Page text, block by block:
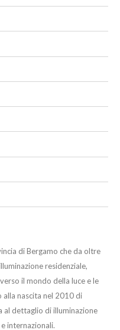
di Bergamo che da oltre
residenziale,
il mondo della luce e le
nascita nel 2010 di
al dettaglio di illuminazione
internazionali.